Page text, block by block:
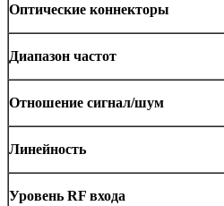
Оптические коннекторы
Диапазон частот
Отношение сигнал/шум
Линейность
Уровень RF входа